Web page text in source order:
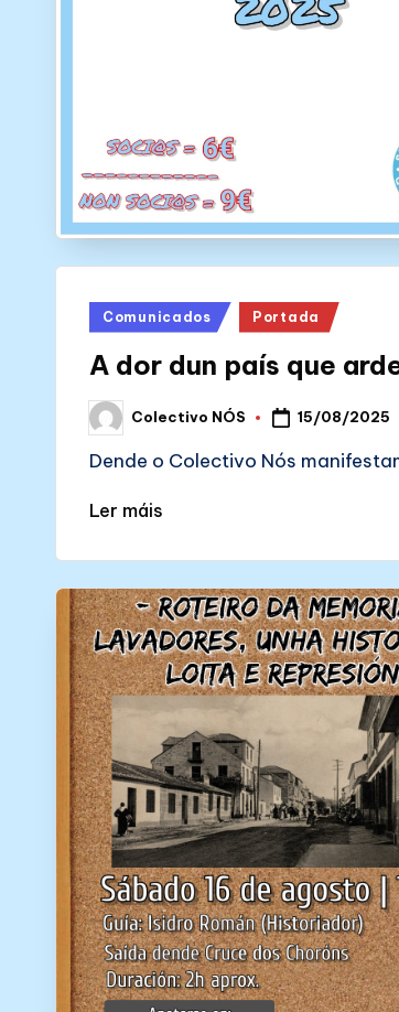
Posted
Comunicados Portada
A dor dun país que
Posted
by
Colectivo NÓS 15/08/2025
Dende o Colectivo Nós
Ler máis